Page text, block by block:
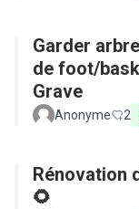
Garder
de foot/
Grave
Anonyme 2
Rénovation
🌻